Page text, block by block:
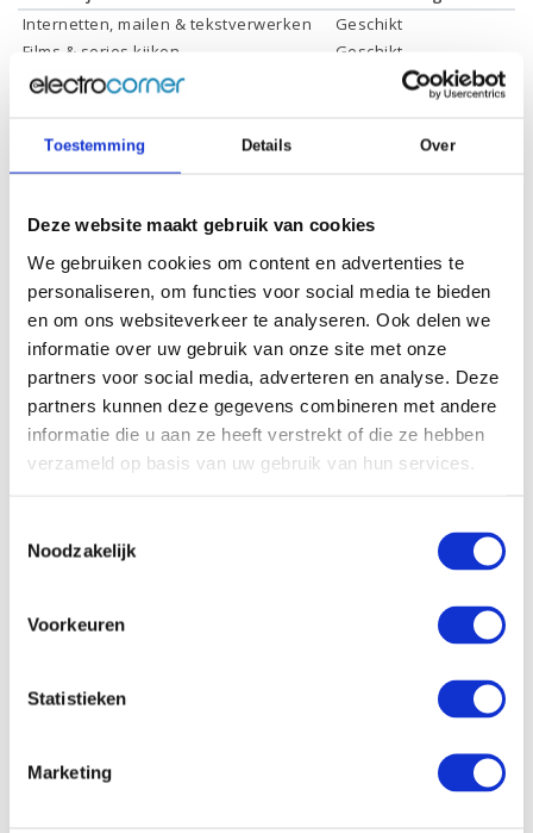
Toestemming Details Over
Deze website maakt gebruik van cookies
We gebruiken cookies om content en advertenties te
personaliseren, om functies voor social media te bieden
en om ons websiteverkeer te analyseren. Ook delen we
informatie over uw gebruik van onze site met onze
partners voor social media, adverteren en analyse. Deze
partners kunnen deze gegevens combineren met andere
informatie die u aan ze heeft verstrekt of die ze hebben
verzameld op basis van uw gebruik van hun services.
Noodzakelijk
Voorkeuren
Statistieken
Marketing
Internetten, mailen & tekstverwerken
Geschikt
Films & series kijken
Geschikt
Foto's bewerken
Geschikt
Gamen
* Systeemvereisten zijn sterk afhankelijk van de games die u wilt spelen,
Specificaties
Schermdiagonaal:
14.0 inch (35,6 cm)
Scherm resolutie:
1920 x 1200 (2K)
Touchscreen:
Ja
Scherm reflectie:
Niet ontspiegeld
Processor:
cachegeheugen:
Processor
Werkgeheugen: